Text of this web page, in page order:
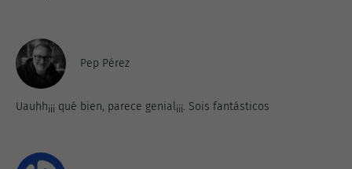
Pep Pérez
Uauhh¡¡¡ qué bien, parece genial¡¡¡. Sois fantásticos